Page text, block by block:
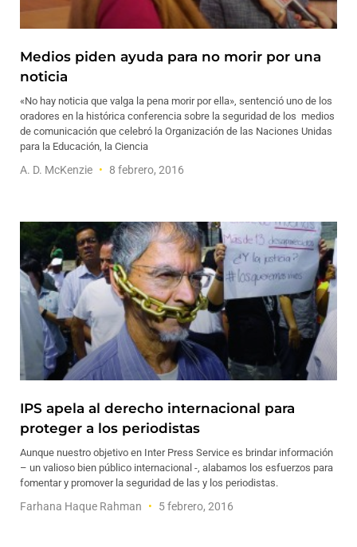
Medios piden ayuda para no morir por una
noticia
«No hay noticia que valga la pena morir por ella», sentenció uno de los
oradores en la histórica conferencia sobre la seguridad de los medios
de comunicación que celebró la Organización de las Naciones Unidas
para la Educación, la Ciencia
A. D. McKenzie 8 febrero, 2016
IPS apela al derecho internacional para
proteger a los periodistas
Aunque nuestro objetivo en Inter Press Service es brindar información
– un valioso bien público internacional -, alabamos los esfuerzos para
fomentar y promover la seguridad de las y los periodistas.
Farhana Haque Rahman 5 febrero, 2016